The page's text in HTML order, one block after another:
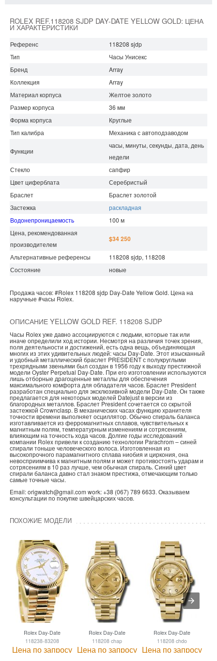
ROLEX REF.118208 SJDP DAY-DATE YELLOW GOLD: ЦЕНА
И ХАРАКТЕРИСТИКИ
Референс
118208 sjdp
Тип
Часы Унисекс
Бренд
Array
Коллекция
Array
Материал корпуса
Желтое золото
Размер корпуса
36 мм
Форма корпуса
Круглые
Тип калибра
Механика с автоподзаводом
Функции
часы, минуты, секунды, дата, день
недели
Стекло
сапфир
Цвет циферблата
Серебристый
Браслет
Браслет золотой
Застежка
раскладная
Водонепроницаемость
100 м
Цена, рекомендованная
производителем
$34 250
Альтернативные референсы
118208 sjdp, 118208
Состояние
новые
Продажа часов:#Rolex 118208 sjdp Day-Date Yellow Gold. Цена на
наручные #часы Rolex.
ОПИСАНИЕ YELLOW GOLD REF. 118208 SJDP
Часы Rolex уже давно ассоциируются с людьми, которые так или
иначе определили ход истории. Несмотря на различия точек зрения,
поля деятельности и достижений, есть одна вещь, объединяющая
многих из этих удивительных людей: часы Day-Date. Этот изысканный
и удобный металлический браслет PRESIDENT с полукруглыми
трехрядными звеньями был создан в 1956 году к выходу престижной
модели Oyster Perpetual Day-Date. При его изготовлении используются
лишь отборные драгоценные металлы для обеспечения
максимального комфорта для обладателя часов. Браслет President
разработан специально для эксклюзивной модели Day-Date. Он также
предлагается для некоторых моделей Datejust в версии из
благородных металлов. Браслет President сочетается со скрытой
застежкой Crownclasp. В механических часах функцию хранителя
точности времени выполняет осциллятор. Обычно спираль баланса
изготавливается из ферромагнитных сплавов, чувствительных к
магнитным полям, температурным изменениям и сотрясениям,
влияющим на точность хода часов. Долгие годы исследований
компании Rolex привели к созданию технологии Parachrom – синей
спирали тоньше человеческого волоса. Изготовленная из
высокопрочного парамагнитного сплава ниобия и циркония, она
невосприимчива к магнитным полям и может противостоять ударам и
сотрясениям в 10 раз лучше, чем обычная спираль. Синий цвет
спирали баланса давно стал знаком престижа, отмечающим только
самые точные часы.
Email: origwatch@gmail.com work: +38 (067) 789 6633. Оказываем
консультации по покупке швейцарских часов.
ПОХОЖИЕ МОДЕЛИ
Rolex Day-Date
118238-83208
Цена по запросу
Rolex Day-Date
118208 chap
Цена по запросу
Rolex Day-Date
118208 chdo
Цена по запросу